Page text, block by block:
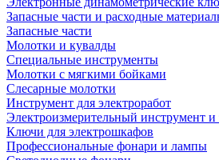
Запасные части и расходные
Запасные части
Молотки и кувалды
Специальные инструменты
Молотки с мягкими бойками
Слесарные молотки
Инструмент для электроработ
Электроизмерительный инструмент и
Ключи для электрошкафов
Профессиональные фонари и лампы